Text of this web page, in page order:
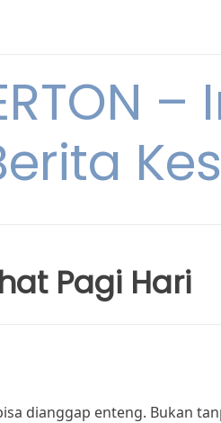
Pagi Hari
dianggap enteng. Bukan